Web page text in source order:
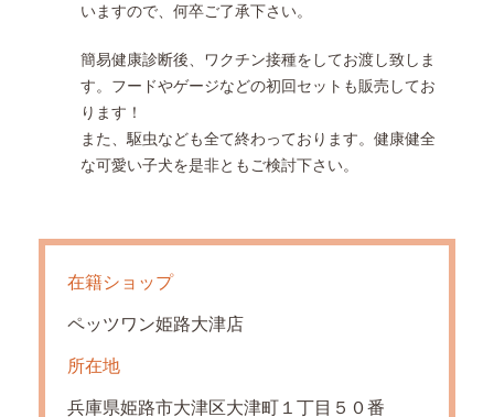
いますので、何卒ご了承下さい。
簡易健康診断後、ワクチン接種をしてお渡し致しま
す。フードやゲージなどの初回セットも販売してお
ります！
また、駆虫なども全て終わっております。健康健全
な可愛い子犬を是非ともご検討下さい。
在籍ショップ
ペッツワン姫路大津店
所在地
兵庫県姫路市大津区大津町１丁目５０番